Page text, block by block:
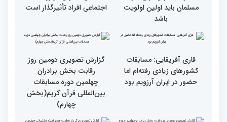
کسب موفقیت‌های متعدد
در زندگی یکی از تأثیرات
انس با قرآن است
انس با قرآن چراغ راه
است
قرائت قرآن برای هر
مسلمان باید اولین اولویت
انس با قرآن در روابط
اجتماعی افراد تأثیرگذار است